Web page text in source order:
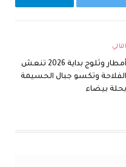
تويتر تيلقرام
التالي
أمطار وثلوج بداية 2026 تنعش
الفلاحة وتكسو جبال الحسيمة
بحلة بيضاء